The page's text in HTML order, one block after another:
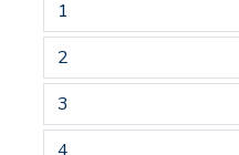
1
2
3